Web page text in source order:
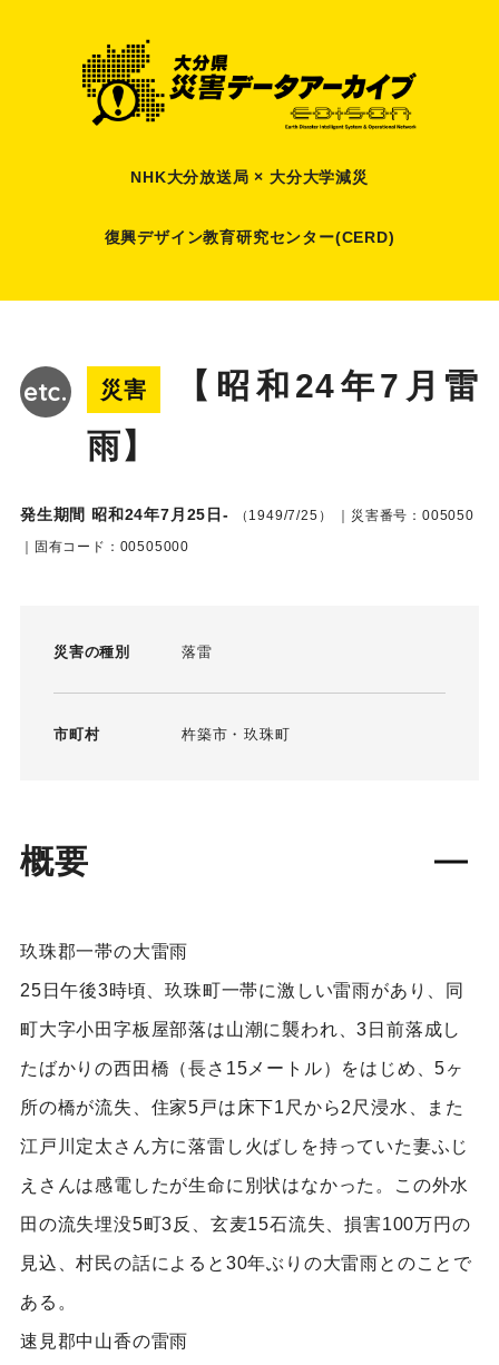
NHK大分放送局 × 大分大学減災
復興デザイン教育研究センター(CERD)
災害
【昭和24年7月雷
雨】
発生期間 昭和24年7月25日- （1949/7/25）
｜災害番号：005050
｜固有コード：00505000
災害の種別 落雷
市町村 杵築市 玖珠町
概要
玖珠郡一帯の大雷雨
25日午後3時頃、玖珠町一帯に激しい雷雨があり、同
町大字小田字板屋部落は山潮に襲われ、3日前落成し
たばかりの西田橋（長さ15メートル）をはじめ、5ヶ
所の橋が流失、住家5戸は床下1尺から2尺浸水、また
江戸川定太さん方に落雷し火ばしを持っていた妻ふじ
えさんは感電したが生命に別状はなかった。この外水
田の流失埋没5町3反、玄麦15石流失、損害100万円の
見込、村民の話によると30年ぶりの大雷雨とのことで
ある。
速見郡中山香の雷雨